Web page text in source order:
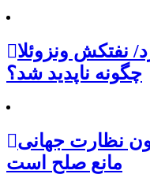
نفتکش ونزوئلا
چگونه ناپدید شد؟
نظارت جهانی
مانع صلح است